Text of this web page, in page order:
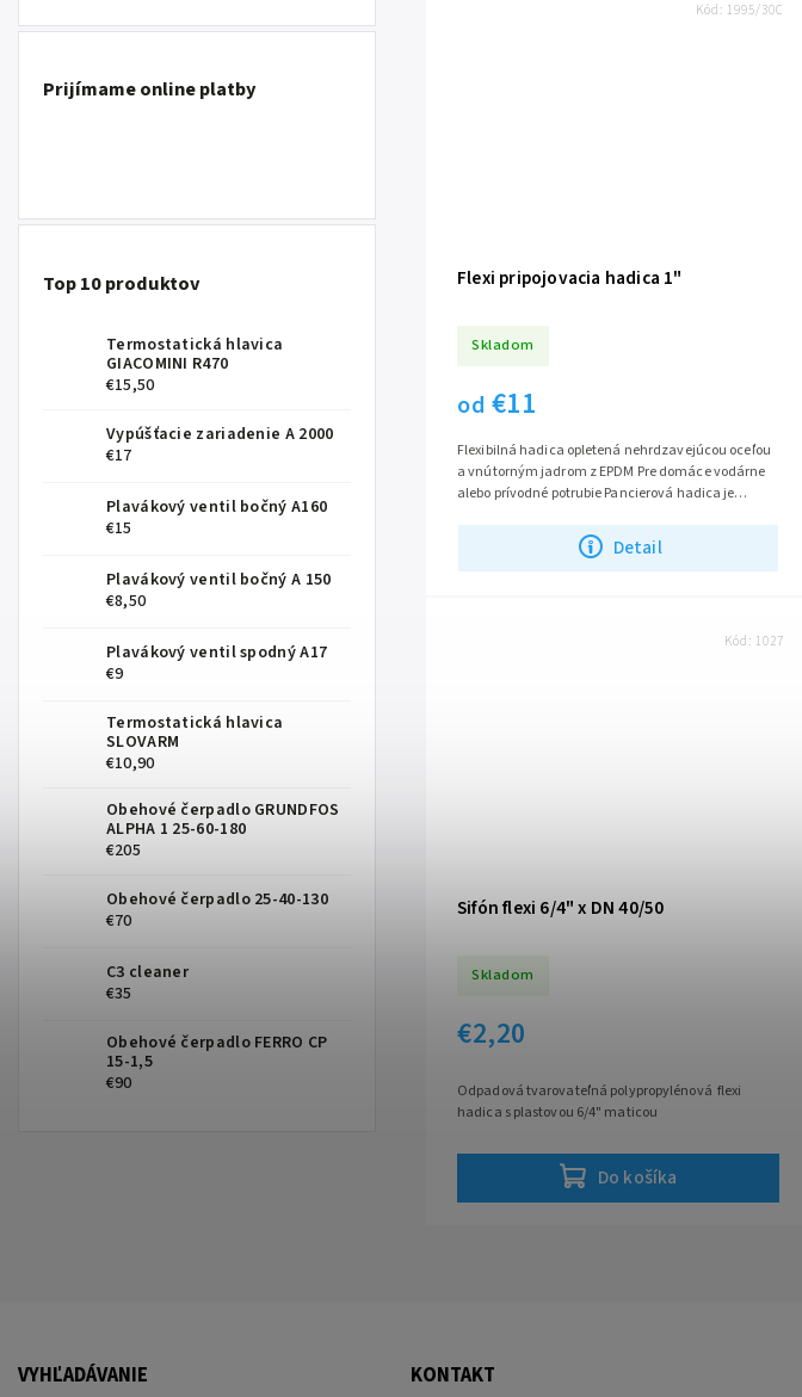
Prijímame online platby
Top 10 produktov
Termostatická hlavica
GIACOMINI R470
€15,50
Vypúšťacie zariadenie A 2000
€17
Plavákový ventil bočný A160
€15
Plavákový ventil bočný A 150
€8,50
Plavákový ventil spodný A17
€9
Termostatická hlavica
SLOVARM
€10,90
Obehové čerpadlo GRUNDFOS
ALPHA 1 25-60-180
€205
Obehové čerpadlo 25-40-130
€70
C3 cleaner
€35
Obehové čerpadlo FERRO CP
15-1,5
€90
Flexi pripojovacia hadica 1"
Skladom
od €11
Detail
Flexibilná hadica opletená nehrdzavejúcou oceľou
a vnútorným jadrom z EPDM Pre domáce vodárne
alebo prívodné potrubie Pancierová hadica je
Kód: 1995/30C
Sifón flexi 6/4" x DN 40/50
Skladom
€2,20
Do košíka
Odpadová tvarovateľná polypropylénová flexi
hadica s plastovou 6/4" maticou
Kód: 1027
VYHĽADÁVANIE KONTAKT